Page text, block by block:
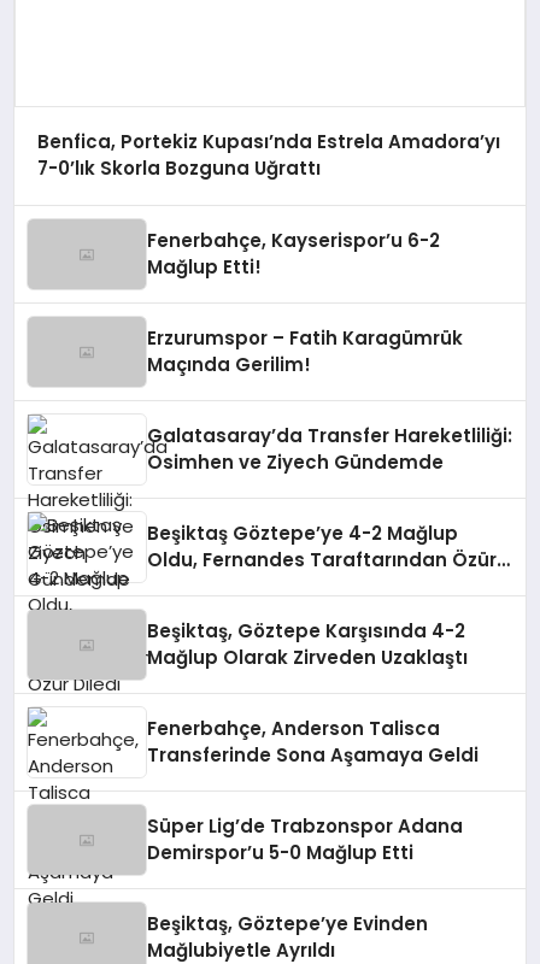
Benfica, Portekiz Kupası’nda Estrela Amadora’yı
7-0’lık Skorla Bozguna Uğrattı
Fenerbahçe, Kayserispor’u 6-2
Mağlup Etti!
Erzurumspor – Fatih Karagümrük
Maçında Gerilim!
Galatasaray’da Transfer Hareketliliği:
Osimhen ve Ziyech Gündemde
Beşiktaş Göztepe’ye 4-2 Mağlup
Oldu, Fernandes Taraftarından Özür
Beşiktaş, Göztepe Karşısında 4-2
Mağlup Olarak Zirveden Uzaklaştı
Fenerbahçe, Anderson Talisca
Transferinde Sona Aşamaya Geldi
Süper Lig’de Trabzonspor Adana
Demirspor’u 5-0 Mağlup Etti
Beşiktaş, Göztepe’ye Evinden
Mağlubiyetle Ayrıldı